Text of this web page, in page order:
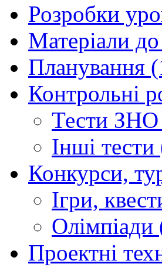
Розробки
Матеріали
Планування
Контрольні
Тести
Інші
Конкурси,
Ігри,
Олімпіади
Проектні